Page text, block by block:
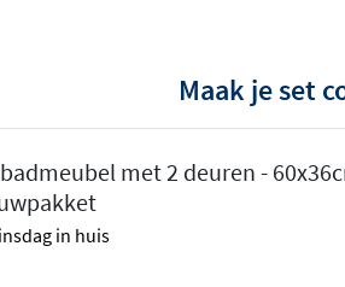
afhankelijk van de
ruimte voor handdoeken,
Maak je set
met 2 deuren -
in huis